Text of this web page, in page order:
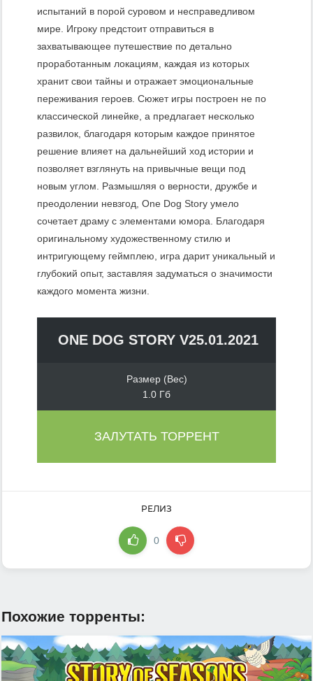
испытаний в порой суровом и несправедливом
мире. Игроку предстоит отправиться в
захватывающее путешествие по детально
проработанным локациям, каждая из которых
хранит свои тайны и отражает эмоциональные
переживания героев. Сюжет игры построен не по
классической линейке, а предлагает несколько
развилок, благодаря которым каждое принятое
решение влияет на дальнейший ход истории и
позволяет взглянуть на привычные вещи под
новым углом. Размышляя о верности, дружбе и
преодолении невзгод, One Dog Story умело
сочетает драму с элементами юмора. Благодаря
оригинальному художественному стилю и
интригующему геймплею, игра дарит уникальный и
глубокий опыт, заставляя задуматься о значимости
каждого момента жизни.
ONE DOG STORY V25.01.2021
Размер (Вес)
1.0 Гб
ЗАЛУТАТЬ ТОРРЕНТ
РЕЛИЗ
0
Похожие торренты: